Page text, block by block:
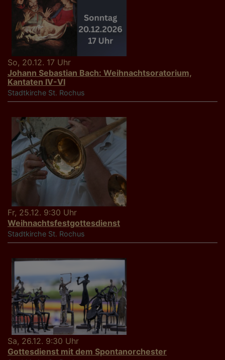
So, 20.12. 17 Uhr
Johann Sebastian Bach: Weihnachtsoratorium,
Kantaten IV-VI
Stadtkirche St. Rochus
Fr, 25.12. 9:30 Uhr
Weihnachtsfestgottesdienst
Stadtkirche St. Rochus
Sa, 26.12. 9:30 Uhr
Gottesdienst mit dem Spontanorchester